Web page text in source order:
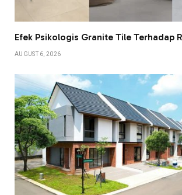
Efek Psikologis Granite Tile Terhadap
AUGUST 6, 2026